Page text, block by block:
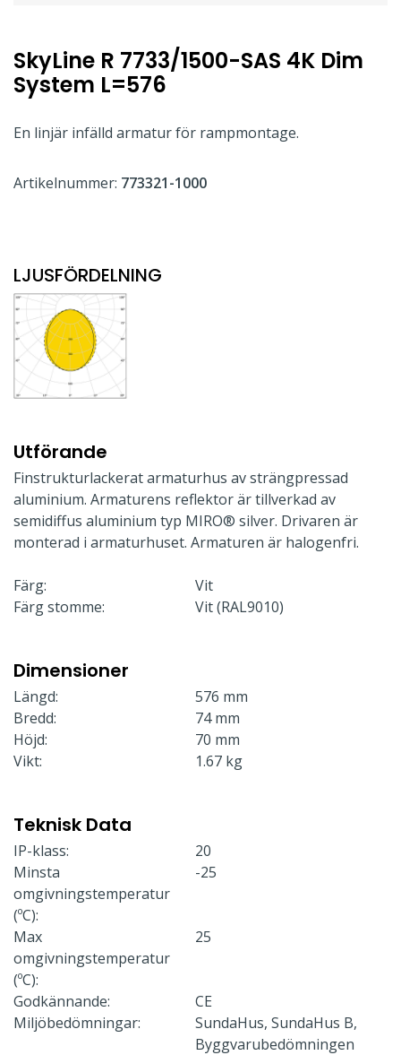
SkyLine R 7733/1500-SAS 4K Dim
System L=576
En linjär infälld armatur för rampmontage.
Artikelnummer: 773321-1000
LJUSFÖRDELNING
Utförande
Finstrukturlackerat armaturhus av strängpressad
aluminium. Armaturens reflektor är tillverkad av
semidiffus aluminium typ MIRO® silver. Drivaren är
monterad i armaturhuset. Armaturen är halogenfri.
Färg:
Vit
Färg stomme:
Vit (RAL9010)
Dimensioner
Längd:
576 mm
Bredd:
74 mm
Höjd:
70 mm
Vikt:
1.67 kg
Teknisk Data
IP-klass:
20
Minsta
omgivningstemperatur
(ºC):
-25
Max
omgivningstemperatur
(ºC):
25
Godkännande:
CE
Miljöbedömningar:
SundaHus, SundaHus B,
Byggvarubedömningen